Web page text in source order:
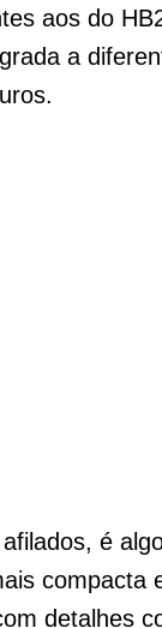
aos do
a
é
compacta
detalhes